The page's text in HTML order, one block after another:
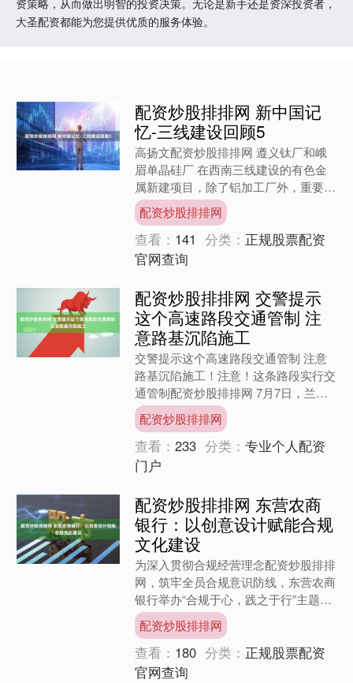
大圣配资都能为您提供优质的服务体验。
配资炒股排排网 新中国记
忆-三线建设回顾5
高扬文配资炒股排排网 遵义钛厂和峨
眉单晶硅厂 在西南三线建设的有色金
属新建项目，除了铝加工厂外，重要的
还有遵义钛厂、峨眉单晶硅厂(半导体
材料厂)、自贡硬质合金厂....
配资炒股排排网
查看： 141 分类： 正规股票配资
官网查询
配资炒股排排网 交警提示
这个高速路段交通管制 注
意路基沉陷施工
交警提示这个高速路段交通管制 注意
路基沉陷施工！注意！这条路段实行交
通管制配资炒股排排网 7月7日，兰州
公安交警支队宣布将对G6京藏高速公
路兰海段1608公里加....
配资炒股排排网
查看：233 分类：专业个人配资
门户
配资炒股排排网 东营农商
银行：以创意设计赋能合规
文化建设
为深入贯彻合规经营理念配资炒股排排
网，筑牢全员合规意识防线，东营农商
银行举办“合规于心，践之于行”主题合
规海报设计比赛，以创意设计为载体推
动合规文化深度融入员工....
配资炒股排排网
查看： 180 分类： 正规股票配资
官网查询